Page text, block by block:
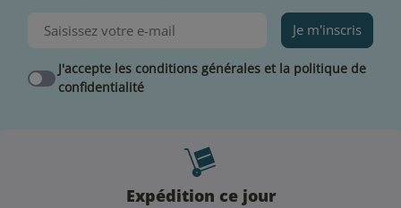
Je m'inscris
J'accepte les conditions générales et la politique de
confidentialité
Expédition ce jour